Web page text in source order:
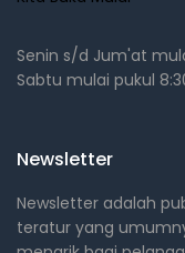
Senin s/d Jum'at
Sabtu mulai pukul
Newsletter
Newsletter adalah
teratur yang